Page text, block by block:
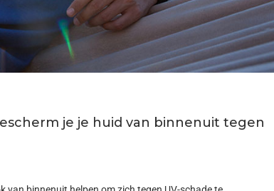
je je huid van binnenuit tegen